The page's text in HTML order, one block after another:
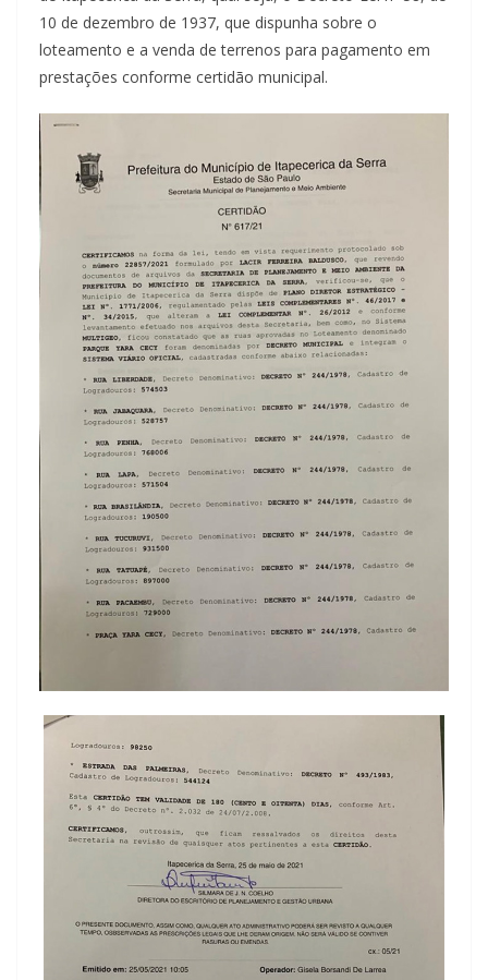
10 de dezembro de 1937, que dispunha sobre o
loteamento e a venda de terrenos para pagamento em
prestações conforme certidão municipal.